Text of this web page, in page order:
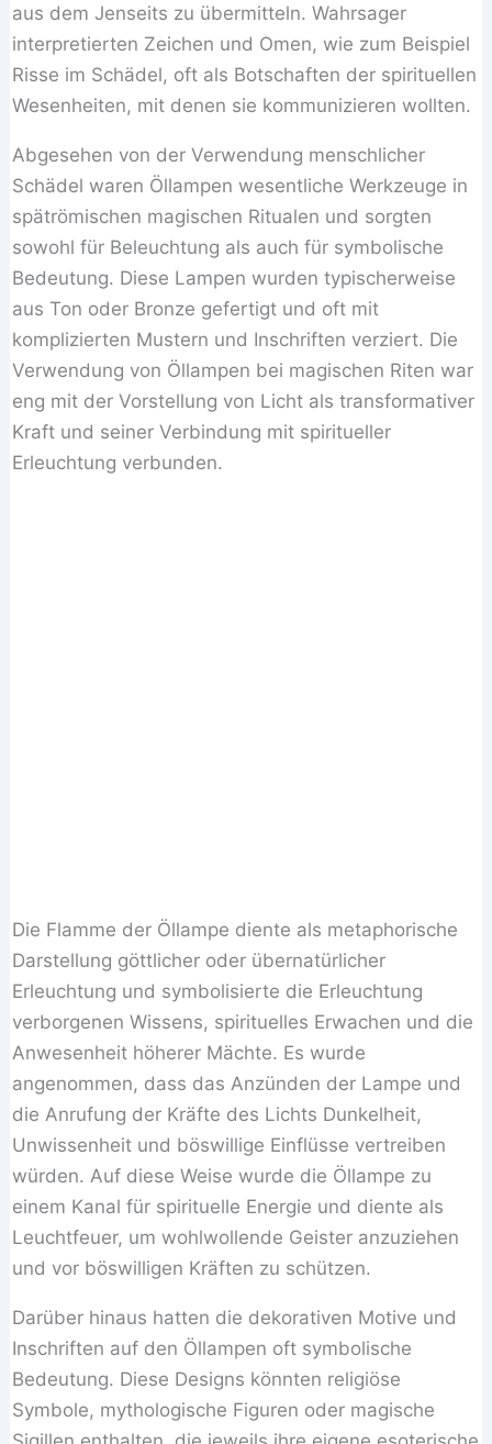
aus dem Jenseits zu übermitteln. Wahrsager
interpretierten Zeichen und Omen, wie zum Beispiel
Risse im Schädel, oft als Botschaften der spirituellen
Wesenheiten, mit denen sie kommunizieren wollten.
Abgesehen von der Verwendung menschlicher
Schädel waren Öllampen wesentliche Werkzeuge in
spätrömischen magischen Ritualen und sorgten
sowohl für Beleuchtung als auch für symbolische
Bedeutung. Diese Lampen wurden typischerweise
aus Ton oder Bronze gefertigt und oft mit
komplizierten Mustern und Inschriften verziert. Die
Verwendung von Öllampen bei magischen Riten war
eng mit der Vorstellung von Licht als transformativer
Kraft und seiner Verbindung mit spiritueller
Erleuchtung verbunden.
Die Flamme der Öllampe diente als metaphorische
Darstellung göttlicher oder übernatürlicher
Erleuchtung und symbolisierte die Erleuchtung
verborgenen Wissens, spirituelles Erwachen und die
Anwesenheit höherer Mächte. Es wurde
angenommen, dass das Anzünden der Lampe und
die Anrufung der Kräfte des Lichts Dunkelheit,
Unwissenheit und böswillige Einflüsse vertreiben
würden. Auf diese Weise wurde die Öllampe zu
einem Kanal für spirituelle Energie und diente als
Leuchtfeuer, um wohlwollende Geister anzuziehen
und vor böswilligen Kräften zu schützen.
Darüber hinaus hatten die dekorativen Motive und
Inschriften auf den Öllampen oft symbolische
Bedeutung. Diese Designs könnten religiöse
Symbole, mythologische Figuren oder magische